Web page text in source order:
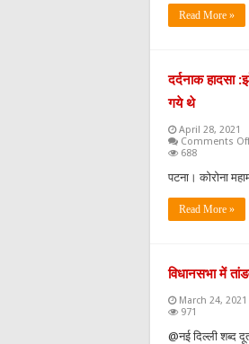
Read More »
दर्दनाक हादसा
गये थे
April 28, 2021
Comments Off
688
पटना। कोरोना
Read More »
विधानसभा में
March 24, 2021
971
@नई दिल्ली शब्द